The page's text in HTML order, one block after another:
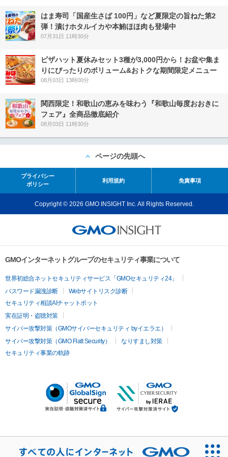
はま寿司「国産生さば 100円」など夏限定の旨ねた第2
弾！漬けホタルイカや本鮪ほほ肉も登場中
07月31日 11時30分
ピザハット夏休みセット3種が3,000円から！お盆や集ま
りにぴったりのボリューム&おトクな期間限定メニュー
08月03日 13時00分
関西限定！和歌山の恵みを味わう『和歌山毎度おおきに
フェア』全商品徹底紹介
08月03日 11時30分
ページの先頭へ
プライバシー
ポリシー
利用規約 免責事項
Copyright © 2026 GMO INSIGHT Inc. All Rights Reserved.
GMOインターネットグループのセキュリティ事業について
世界初総合ネットセキュリティサービス「GMOセキュリティ24」
パスワード漏洩診断
Webサイトリスク診断
セキュリティ相談AIチャットボット
実在証明・盗聴対策
サイバー攻撃対策（GMOサイバーセキュリティ byイエラエ）
サイバー攻撃対策（GMO Flatt Security）
なりすまし対策
セキュリティ事業の軌跡